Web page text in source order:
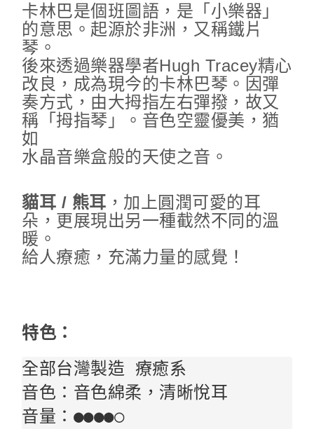
卡林巴是個班圖語，是「小樂器」
的意思。起源於非洲，又稱鐵片
琴。
後來透過樂器學者Hugh Tracey精心
改良，成為現今的卡林巴琴。因彈
奏方式，由大拇指左右彈撥，故又
稱「拇指琴」。音色空靈優美，猶
如
水晶音樂盒般的天使之音。
貓耳 / 熊耳 ，加上圓潤可愛的耳
朵，更展現出另一種截然不同的溫
暖。
給人療癒，充滿力量的感覺！
特色：
全部台灣製造 療癒系
音色：音色綿柔，清晰悅耳
音量：●●●●○